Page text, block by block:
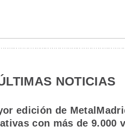
NOTICIAS
edición de
con más de 9.000